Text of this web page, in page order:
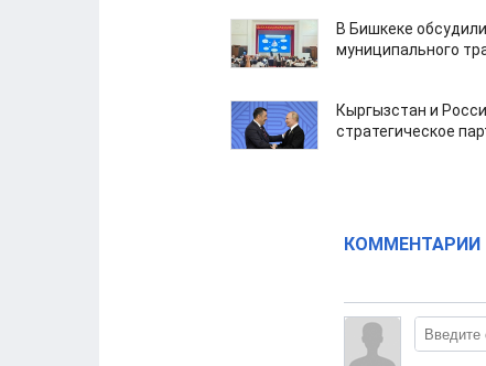
В Бишкеке
муниципального
Кыргызстан и
стратегическое
КОММЕНТАРИИ